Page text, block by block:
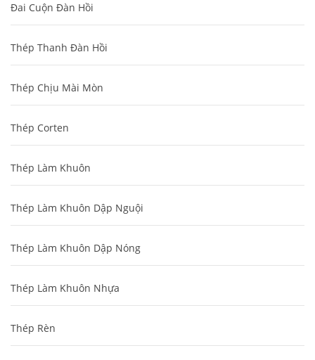
Đai Cuộn Đàn Hồi
Thép Thanh Đàn Hồi
Thép Chịu Mài Mòn
Thép Corten
Thép Làm Khuôn
Thép Làm Khuôn Dập Nguội
Thép Làm Khuôn Dập Nóng
Thép Làm Khuôn Nhựa
Thép Rèn